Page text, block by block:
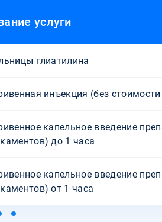
услуги
глиатилина
инъекция (без
капельное введение
до 1 часа
капельное введение
от 1 часа